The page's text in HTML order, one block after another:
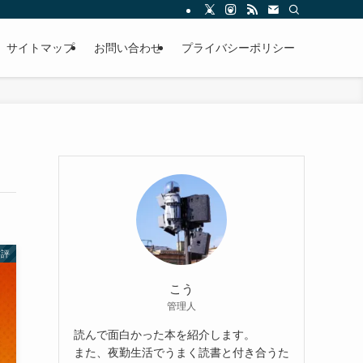
サイトマップ お問い合わせ プライバシーポリシー
こう
管理人
読んで面白かった本を紹介します。
また、夜勤生活でうまく読書と付き合うた